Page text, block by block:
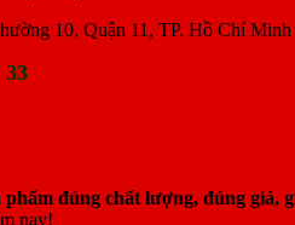
10, Quận 11, TP. Hồ Chí Minh
33
đúng chất lượng, đúng
nay!